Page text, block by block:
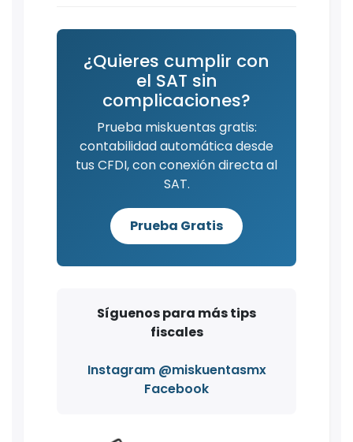
¿Quieres cumplir con
el SAT sin
complicaciones?
Prueba miskuentas gratis:
contabilidad automática desde
tus CFDI, con conexión directa al
SAT.
Prueba Gratis
Síguenos para más tips
fiscales
Instagram @miskuentasmx
Facebook